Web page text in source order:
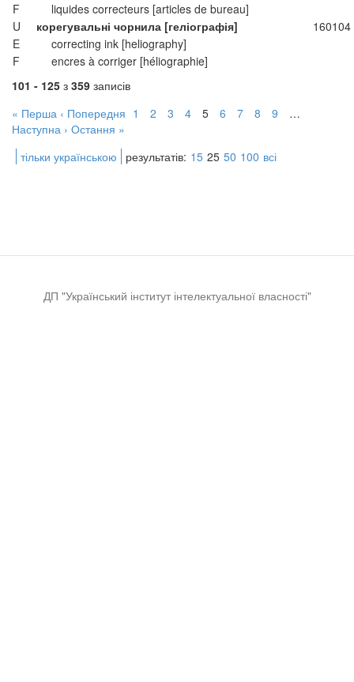
F
liquides correcteurs [articles de bureau]
U
корегувальні чорнила [геліографія]
160104
E
correcting ink [heliography]
F
encres à corriger [héliographie]
101 - 125 з 359 записів
« Перша ‹ Попередня 1 2 3 4 5 6 7 8 9
…
Наступна › Остання »
тільки українською
результатів: 15 25 50 100 всі
ДП "Український інститут інтелектуальної власності"